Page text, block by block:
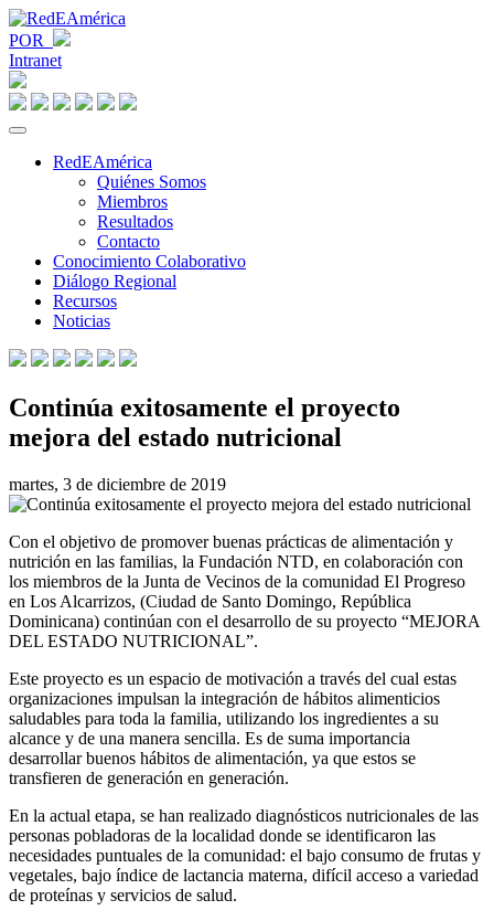
POR
Intranet
RedEAmérica
Quiénes Somos
Miembros
Resultados
Contacto
Conocimiento Colaborativo
Diálogo Regional
Recursos
Noticias
Continúa exitosamente el proyecto
mejora del estado nutricional
martes, 3 de diciembre de 2019
Con el objetivo de promover buenas prácticas de alimentación y
nutrición en las familias, la Fundación NTD, en colaboración con
los miembros de la Junta de Vecinos de la comunidad El Progreso
en Los Alcarrizos, (Ciudad de Santo Domingo, República
Dominicana) continúan con el desarrollo de su proyecto “MEJORA
DEL ESTADO NUTRICIONAL”.
Este proyecto es un espacio de motivación a través del cual estas
organizaciones impulsan la integración de hábitos alimenticios
saludables para toda la familia, utilizando los ingredientes a su
alcance y de una manera sencilla. Es de suma importancia
desarrollar buenos hábitos de alimentación, ya que estos se
transfieren de generación en generación.
En la actual etapa, se han realizado diagnósticos nutricionales de las
personas pobladoras de la localidad donde se identificaron las
necesidades puntuales de la comunidad: el bajo consumo de frutas y
vegetales, bajo índice de lactancia materna, difícil acceso a variedad
de proteínas y servicios de salud.